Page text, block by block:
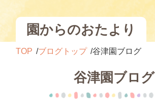
園からのおたより
TOP ブログトップ 谷津園ブログ
谷津園ブログ